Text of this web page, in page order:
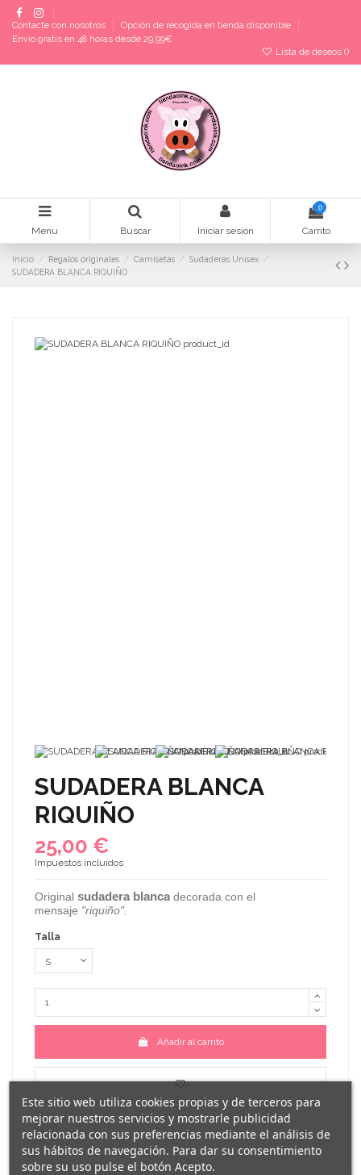
Contacte con nosotros
Opción de recogida en tienda disponible
Envío gratis en 48 horas desde 29,99€
Lista de deseos ()
Menu Buscar Iniciar sesión
0
Carrito
Inicio Regalos originales Camisetas
Sudaderas Unisex
SUDADERA BLANCA RIQUIÑO
SUDADERA BLANCA
RIQUIÑO
25,00 €
Impuestos incluidos
Original sudadera blanca decorada con el
mensaje "riquiño".
Talla
Añadir al carrito
Este sitio web utiliza cookies propias y de terceros para
mejorar nuestros servicios y mostrarle publicidad
relacionada con sus preferencias mediante el análisis de
sus hábitos de navegación. Para dar su consentimiento
sobre su uso pulse el botón Acepto.